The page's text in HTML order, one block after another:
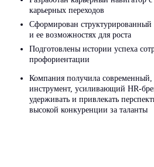
Разработан карьерный навигатор
карьерных переходов
Сформирован структурированный
и ее возможностях для роста
Подготовлены истории успеха
Компания получила современный,
инструмент, усиливающий HR-
удерживать и привлекать